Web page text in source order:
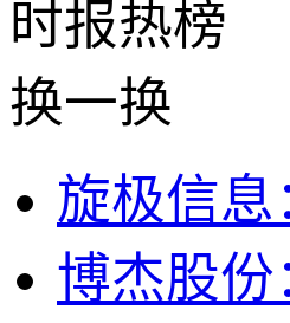
时报热榜
换一换
旋极信
博杰股份